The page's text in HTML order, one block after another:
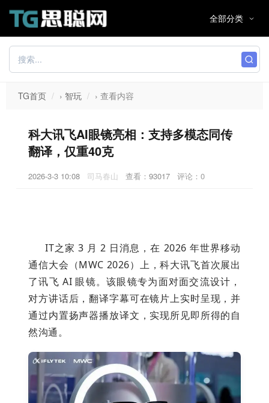
TG首页 › 智玩 › 查看内容
科大讯飞AI眼镜亮相：支持多模态同传
翻译，仅重40克
2026-3-3 10:08 司马春山 查看：93017 评论：0
IT之家 3 月 2 日消息，在 2026 年世界移动
通信大会（MWC 2026）上，科大讯飞首次展出
了讯飞 AI 眼镜。该眼镜专为面对面交流设计，
对方讲话后，翻译字幕可在镜片上实时呈现，并
通过内置扬声器播放译文，实现所见即所得的自
然沟通。